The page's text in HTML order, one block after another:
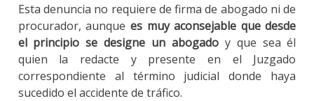
Esta denuncia no requiere de firma de abogado ni de
procurador, aunque es muy aconsejable que desde
el principio se designe un abogadoy que sea él
quien la redacte y presente en el Juzgado
correspondiente al término judicial donde haya
sucedido el accidente de tráfico.